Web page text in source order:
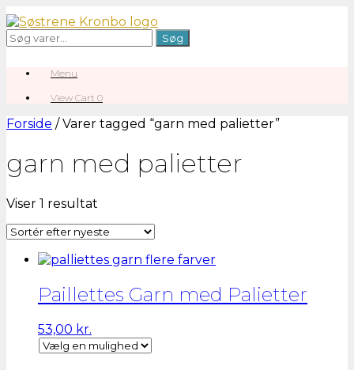
Gå
til
indhold
Søg
efter:
Søg
Menu
View
cart
View Cart 0
Forside / Varer tagged “garn med palietter”
garn med palietter
Viser 1 resultat
Paillettes Garn med Palietter
53,00 kr.